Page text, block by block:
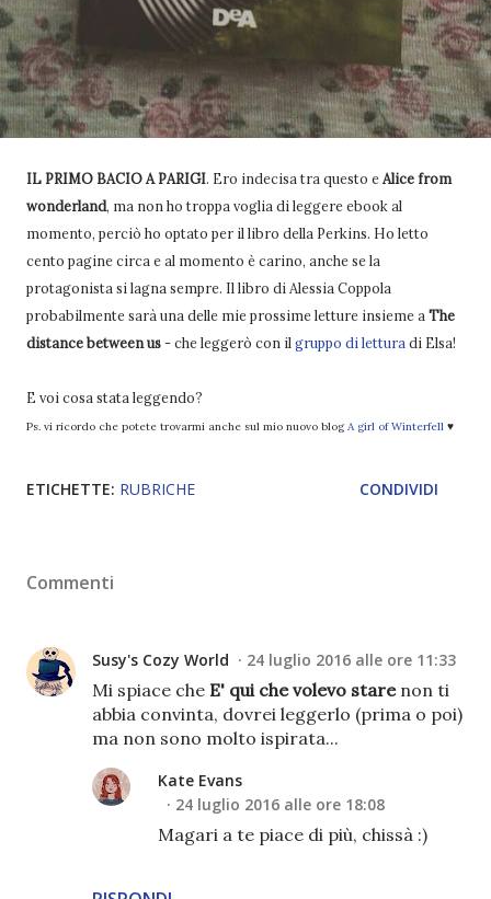
IL PRIMO BACIO A PARIGI. Ero indecisa tra questo eAlice from
wonderland, ma non ho troppa voglia di leggere ebook al
momento, perciò ho optato per il libro della Perkins. Ho letto
cento pagine circa e al momento è carino, anche se la
protagonista si lagna sempre. Il libro di Alessia Coppola
probabilmente sarà una delle mie prossime letture insieme a The
distance between us- che leggerò con il gruppo di lettura di Elsa!
E voi cosa stata leggendo?
Ps. vi ricordo che potete trovarmi anche sul mio nuovo blog A girl of Winterfell ♥
ETICHETTE: RUBRICHE CONDIVIDI
Commenti
Susy's Cozy World 24 luglio 2016 alle ore 11:33
Mi spiace che E' qui che volevo starenon ti
abbia convinta, dovrei leggerlo (prima o poi)
ma non sono molto ispirata...
Kate Evans
24 luglio 2016 alle ore 18:08
Magari a te piace di più, chissà :)